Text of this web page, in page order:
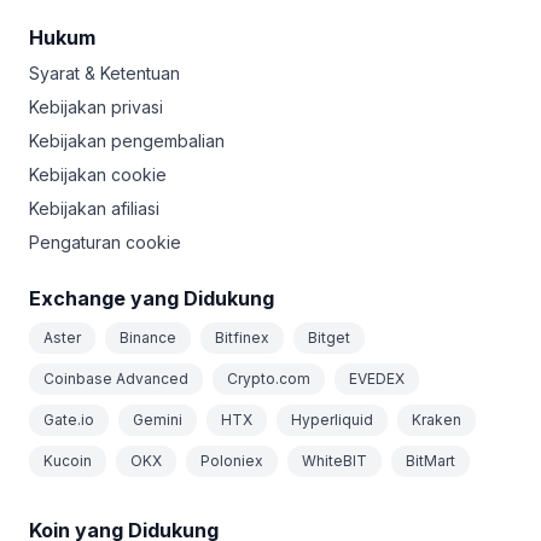
Hukum
Syarat & Ketentuan
Kebijakan privasi
Kebijakan pengembalian
Kebijakan cookie
Kebijakan afiliasi
Pengaturan cookie
Exchange yang Didukung
Aster Binance Bitfinex Bitget
Coinbase Advanced Crypto.com EVEDEX
Gate.io Gemini HTX Hyperliquid Kraken
Kucoin OKX Poloniex WhiteBIT BitMart
Koin yang Didukung